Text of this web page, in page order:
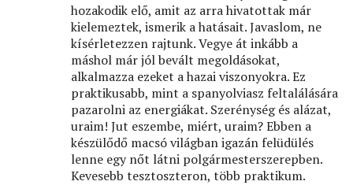
hozakodik elő, amit az arra hivatottak már
kielemeztek, ismerik a hatásait. Javaslom, ne
kísérletezzen rajtunk. Vegye át inkább a
máshol már jól bevált megoldásokat,
alkalmazza ezeket a hazai viszonyokra. Ez
praktikusabb, mint a spanyolviasz feltalálására
pazarolni az energiákat. Szerénység és alázat,
uraim! Jut eszembe, miért, uraim? Ebben a
készülődő macsó világban igazán felüdülés
lenne egy nőt látni polgármesterszerepben.
Kevesebb tesztoszteron, több praktikum.